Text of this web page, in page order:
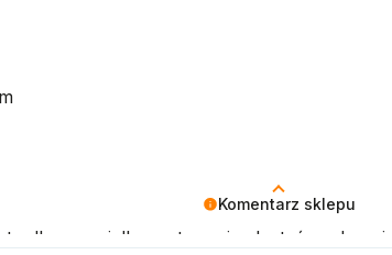
Komentarz sklepu
dla nas wielka motywacja. Jesteśmy